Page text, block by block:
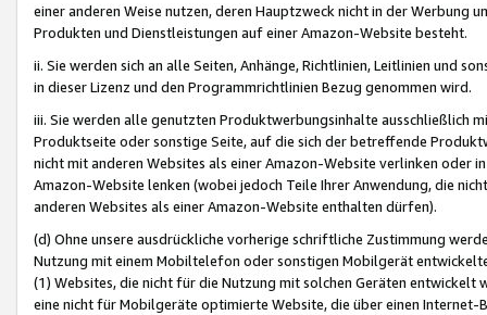
einer anderen Weise nutzen, deren Hauptzweck nicht in der Werbung
Produkten und Dienstleistungen auf einer Amazon-Website besteht.
ii. Sie werden sich an alle Seiten, Anhänge, Richtlinien, Leitlinien und
in dieser Lizenz und den Programmrichtlinien Bezug genommen wird.
iii. Sie werden alle genutzten Produktwerbungsinhalte ausschließlich
Produktseite oder sonstige Seite, auf die sich der betreffende
nicht mit anderen Websites als einer Amazon-Website verlinken oder
Amazon-Website lenken (wobei jedoch Teile Ihrer Anwendung, die
anderen Websites als einer Amazon-Website enthalten dürfen).
(d) Ohne unsere ausdrückliche vorherige schriftliche Zustimmung
Nutzung mit einem Mobiltelefon oder sonstigen Mobilgerät
(1) Websites, die nicht für die Nutzung mit solchen Geräten
eine nicht für Mobilgeräte optimierte Website, die über einen